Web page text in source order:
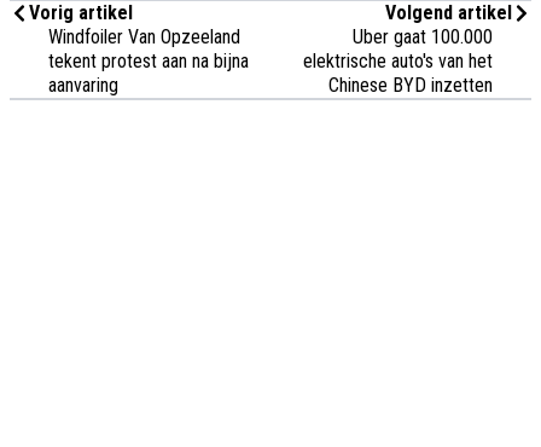
Vorig artikel
Windfoiler Van Opzeeland
tekent protest aan na bijna
aanvaring
Volgend artikel
Uber gaat 100.000
elektrische auto's van het
Chinese BYD inzetten